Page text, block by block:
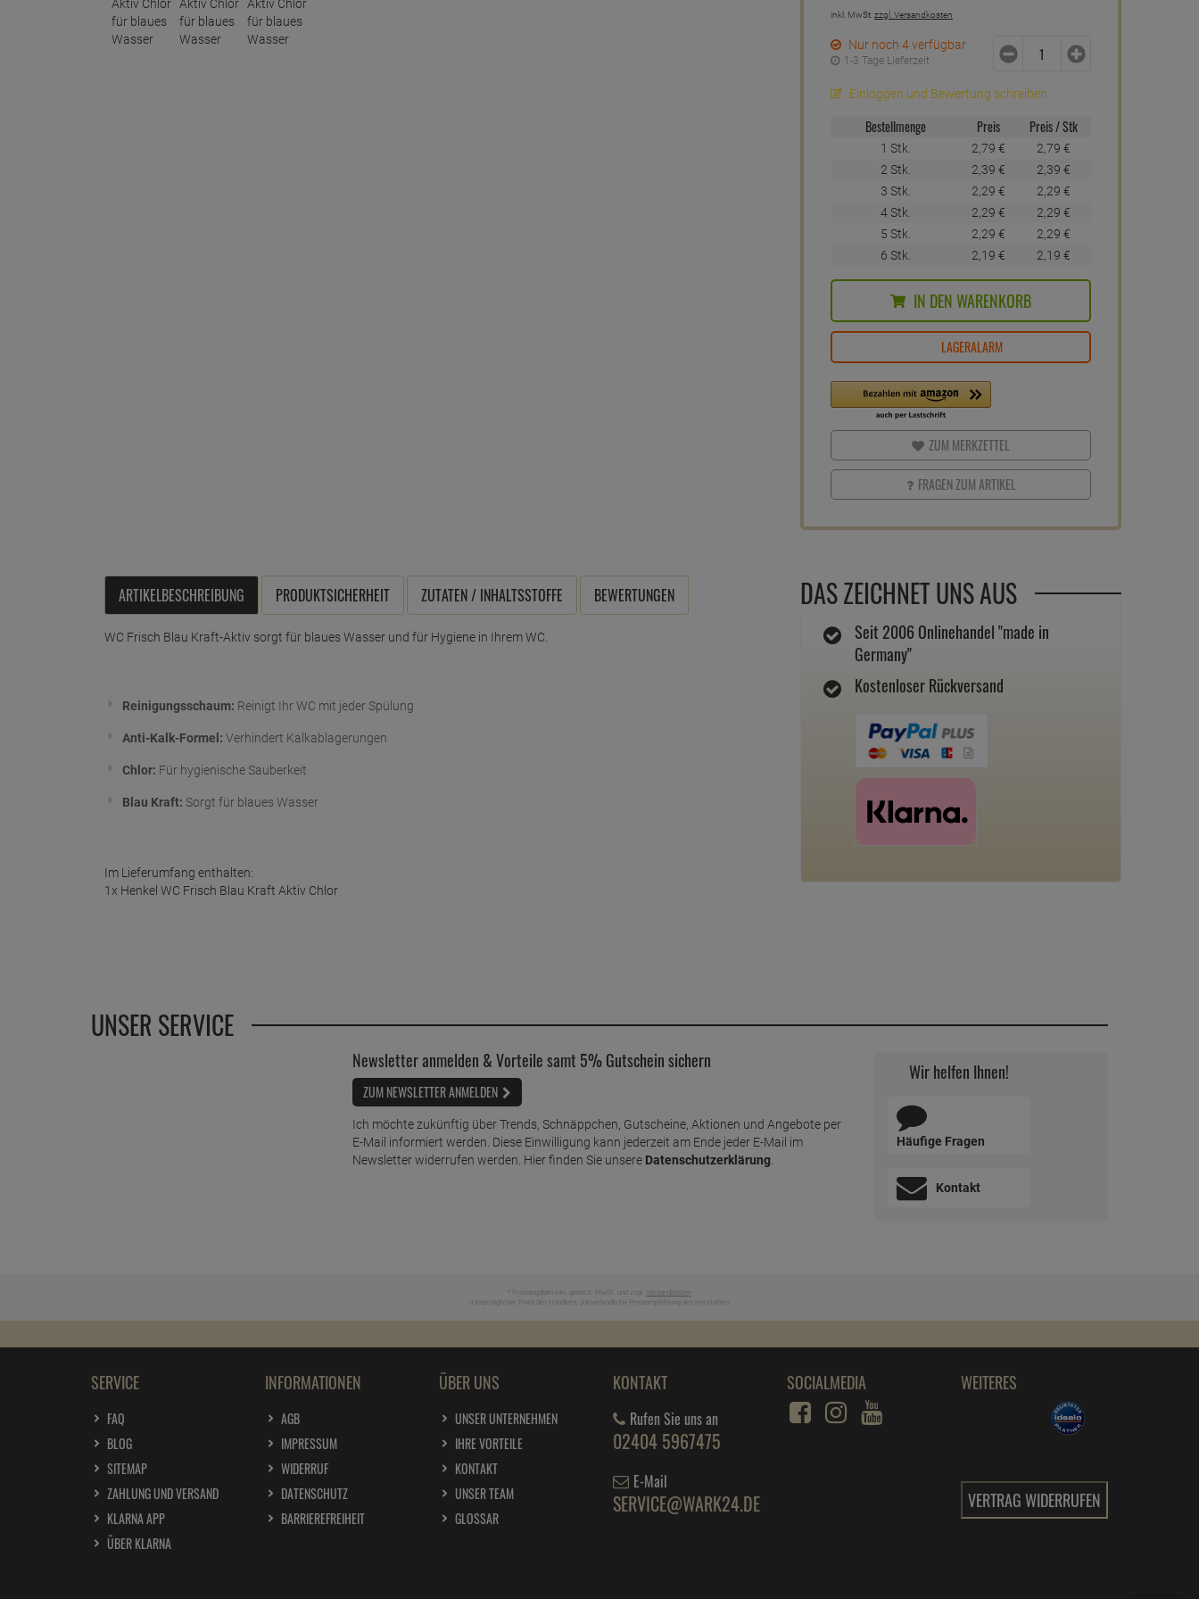
inkl. MwSt. zzgl. Versandkosten
Nur noch 4 verfügbar
1-3 Tage Lieferzeit
Einloggen und Bewertung schreiben
Bestellmenge Preis Preis / Stk
1 Stk. 2, 79 € 2, 79 €
2 Stk.
2, 39 € 2, 39 €
3 Stk.
2, 29 € 2, 29 €
4 Stk.
2, 29 € 2, 29 €
5 Stk.
2, 29 € 2, 29 €
6 Stk.
2, 19 € 2, 19 €
IN DEN WARENKORB
LAGERALARM
ZUM MERKZETTEL
FRAGEN ZUM ARTIKEL
DAS ZEICHNET UNS AUS
Seit 2006 Onlinehandel "made in
Germany"
Kostenloser Rückversand
ARTIKELBESCHREIBUNG PRODUKTSICHERHEIT ZUTATEN / INHALTSSTOFFE BEWERTUNGEN
WC Frisch Blau Kraft-Aktiv sorgt für blaues Wasser und für Hygiene in Ihrem WC.
Reinigungsschaum: Reinigt Ihr WC mit jeder Spülung
Anti-Kalk-Formel: Verhindert Kalkablagerungen
Chlor: Für hygienische Sauberkeit
Blau Kraft: Sorgt für blaues Wasser
Im Lieferumfang enthalten:
1x Henkel WC Frisch Blau Kraft Aktiv Chlor
UNSER SERVICE
Newsletter anmelden & Vorteile samt 5% Gutschein sichern
ZUM NEWSLETTER ANMELDEN
Ich möchte zukünftig über Trends, Schnäppchen, Gutscheine, Aktionen und Angebote per
E-Mail informiert werden. Diese Einwilligung kann jederzeit am Ende jeder E-Mail im
Newsletter widerrufen werden. Hier finden Sie unsere Datenschutzerklärung.
Wir helfen Ihnen!
Häufige Fragen
Kontakt
* Preisangaben inkl. gesetzl. MwSt. und zzgl. Versandkosten
Ursprünglicher Preis des Händlers, Unverbindliche Preisempfehlung des Herstellers
SERVICE
FAQ
BLOG
SITEMAP
ZAHLUNG UND VERSAND
KLARNA APP
ÜBER KLARNA
INFORMATIONEN
AGB
IMPRESSUM
WIDERRUF
DATENSCHUTZ
BARRIEREFREIHEIT
ÜBER UNS
UNSER UNTERNEHMEN
IHRE VORTEILE
KONTAKT
UNSER TEAM
GLOSSAR
KONTAKT
Rufen Sie uns an
02404 5967475
E-Mail
SERVICE@WARK24.DE
SOCIALMEDIA WEITERES
VERTRAG WIDERRUFEN